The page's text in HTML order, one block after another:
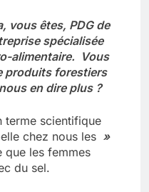
vous êtes, PDG de
spécialisée
alimentaire. Vous
produits forestiers
en dire plus ?
terme scientifique
chez nous les »
les femmes
du sel.